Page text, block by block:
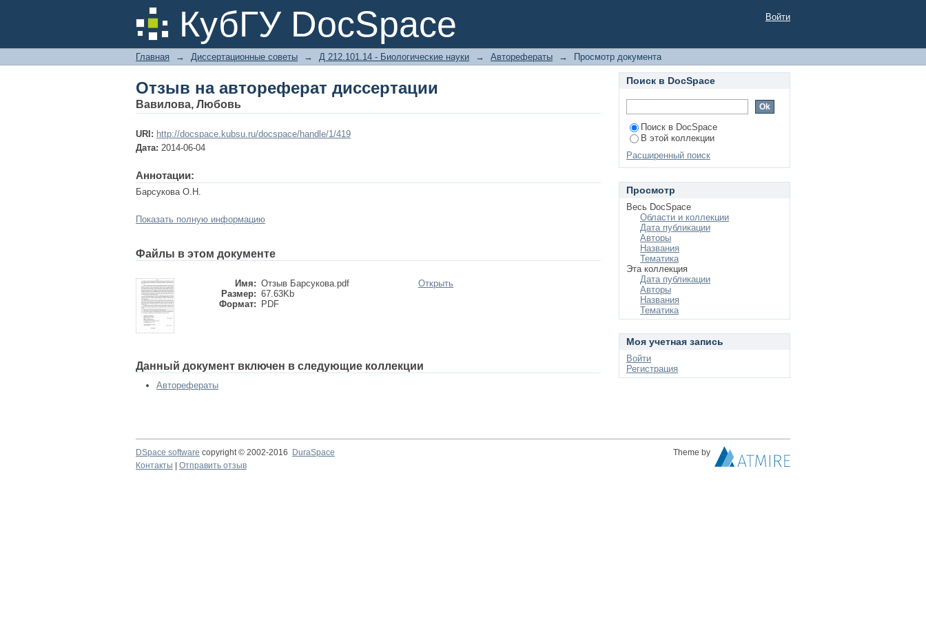
КубГУ DocSpace
Отзыв на автореферат диссертации Войти
Главная → Диссертационные советы → Д 212.101.14 - Биологические науки → Авторефераты → Просмотр документа
Отзыв на автореферат диссертации
Вавилова, Любовь
URI: http://docspace.kubsu.ru/docspace/handle/1/419
Дата: 2014-06-04
Аннотации:
Барсукова О.Н.
Показать полную информацию
Файлы в этом документе
Имя: Отзыв Барсукова.pdf
Размер: 67.63Kb
Формат:
PDF
Открыть
Данный документ включен в следующие коллекции
Авторефераты
Поиск в DocSpace
Поиск в DocSpace
В этой коллекции
Расширенный поиск
Просмотр
Весь DocSpace
Области и коллекции
Дата публикации
Авторы
Названия
Тематика
Эта коллекция
Дата публикации
Авторы
Названия
Тематика
Моя учетная запись
Войти
Регистрация
DSpace software copyright © 2002-2016 DuraSpace
Theme by
Контакты
Отправить отзыв